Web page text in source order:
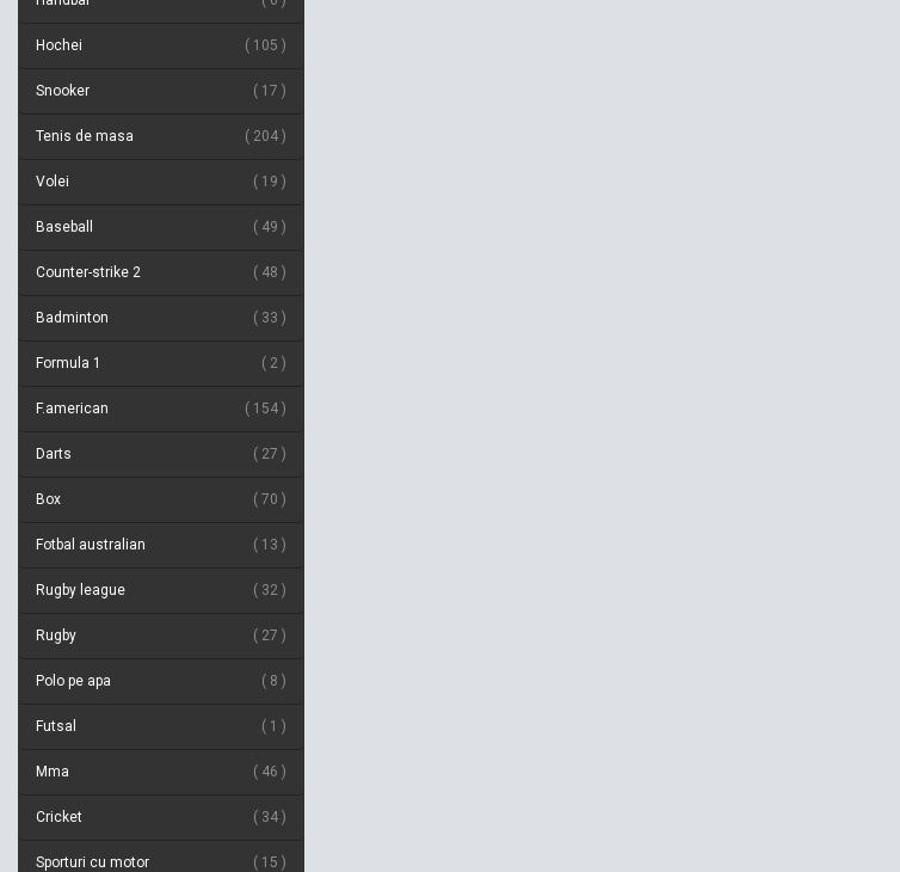
Hochei 105
Snooker 17
Tenis de masa 204
Volei 19
Baseball 49
Counter-strike 2 48
Badminton 33
Formula 1 2
F.american 154
Darts 27
Box 70
Fotbal australian 13
Rugby league 32
Rugby 27
Polo pe apa 8
Futsal 1
Mma 46
Cricket 34
Sporturi cu motor 15